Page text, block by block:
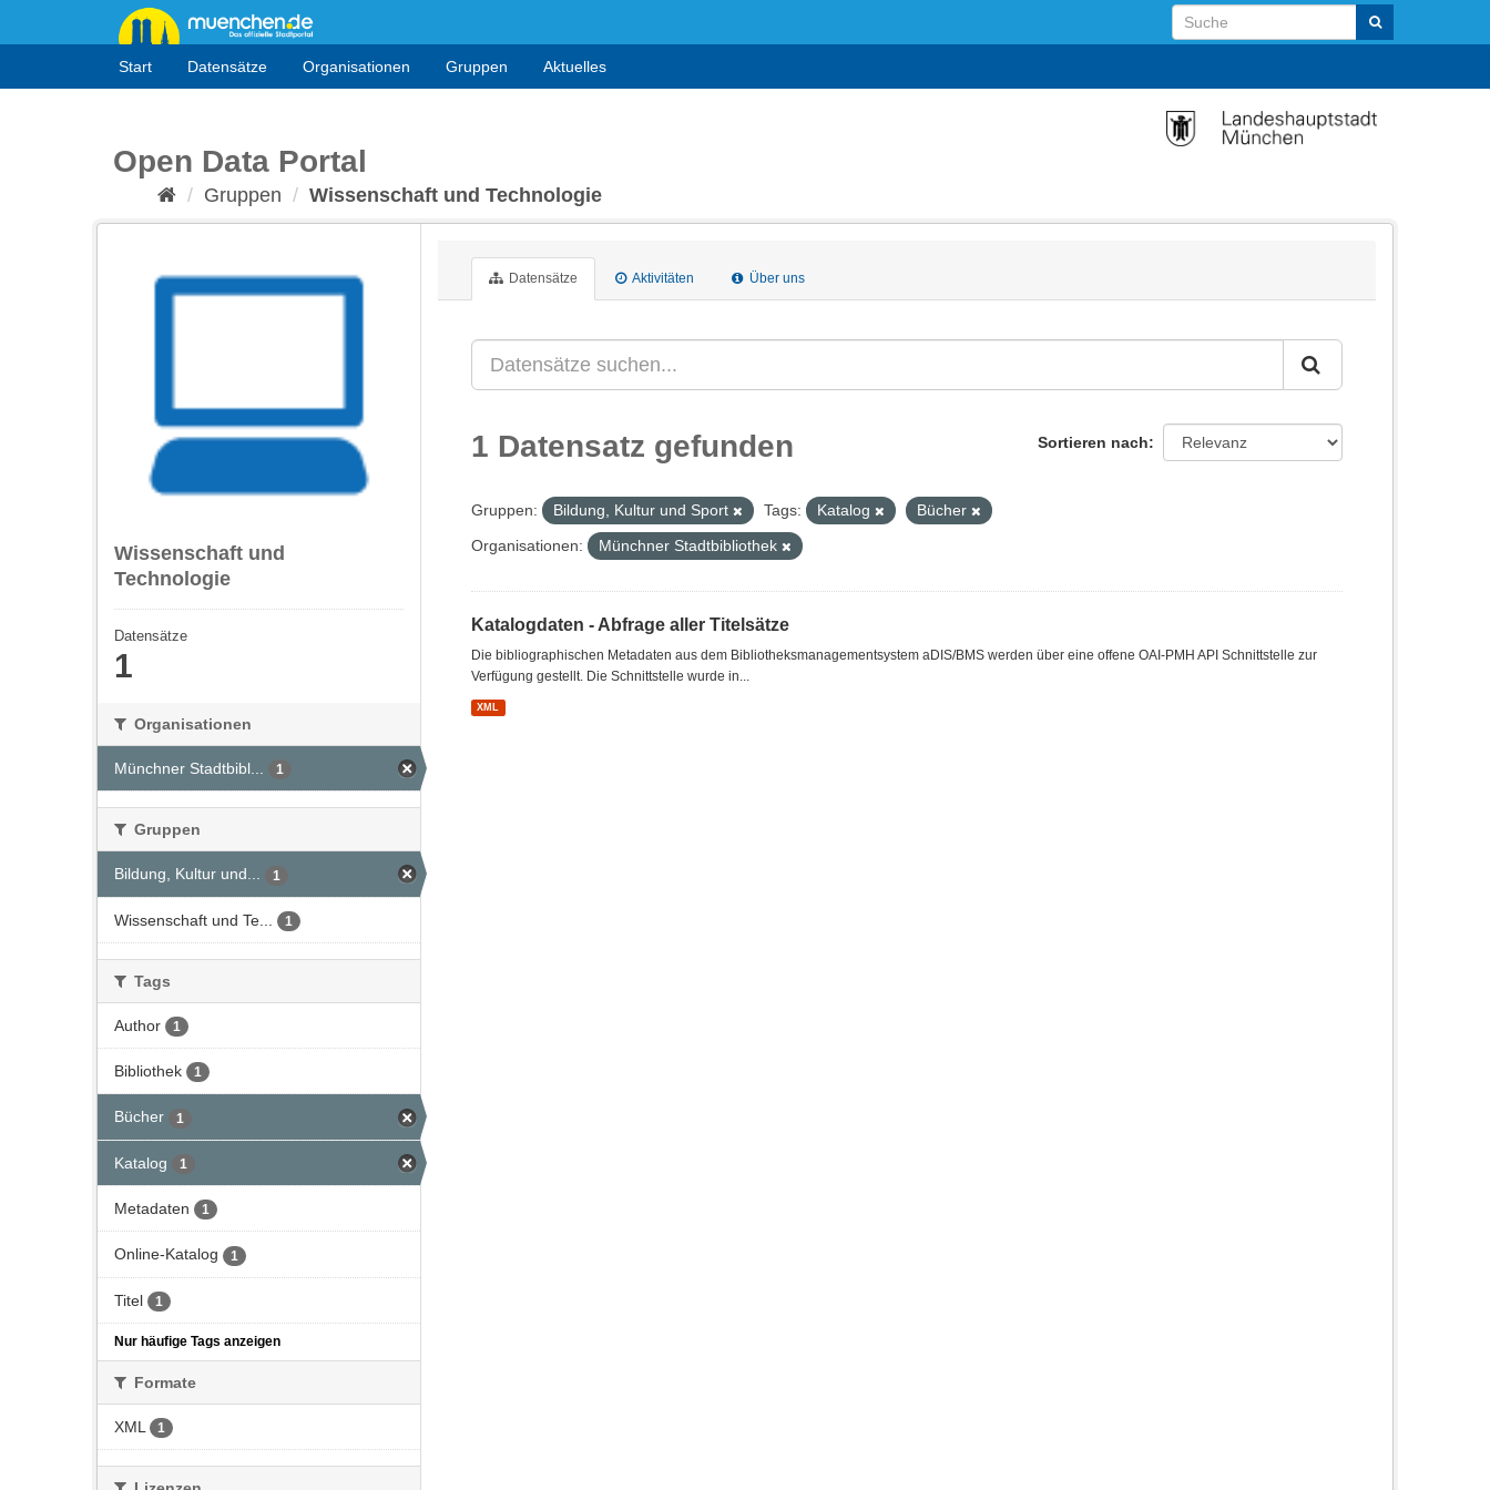
Start Datensätze Organisationen Gruppen Aktuelles
Open Data Portal
Gruppen Wissenschaft und Technologie
Wissenschaft und
Technologie
Datensätze
1
Organisationen
Münchner Stadtbibl... 1
Gruppen
Bildung, Kultur und... 1
Wissenschaft und Te... 1
Tags
Author 1
Bibliothek 1
Bücher 1
Katalog 1
Metadaten 1
Online-Katalog 1
Titel 1
Nur häufige Tags anzeigen
Formate
XML 1
Datensätze Aktivitäten Über uns
Sortieren nach
1 Datensatz gefunden
Gruppen: Bildung, Kultur und Sport Tags: Katalog
Bücher
Organisationen:
Münchner Stadtbibliothek
Katalogdaten - Abfrage aller Titelsätze
Die bibliographischen Metadaten aus dem Bibliotheksmanagementsystem aDIS/BMS werden über eine offene OAI-PMH API Schnittstelle zur
Verfügung gestellt. Die Schnittstelle wurde in...
XML